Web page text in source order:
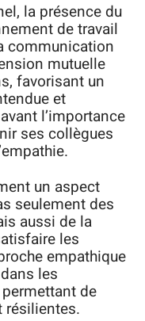
la présence du
de travail
communication
mutuelle
favorisant un
et
l’importance
ses collègues
un aspect
seulement des
aussi de la
les
empathique
les
de
résilientes.